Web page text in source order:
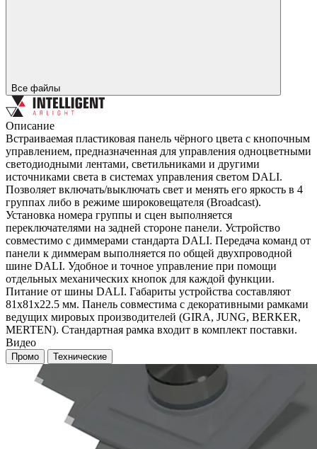
Все файлы
Описание
Встраиваемая пластиковая панель чёрного цвета с кнопочным
управлением, предназначенная для управления одноцветными
светодиодными лентами, светильниками и другими
источниками света в системах управления светом DALI.
Позволяет включать/выключать свет и менять его яркость в 4
группах либо в режиме широковещателя (Broadcast).
Установка номера группы и сцен выполняется
переключателями на задней стороне панели. Устройство
совместимо с диммерами стандарта DALI. Передача команд от
панели к диммерам выполняется по общей двухпроводной
шине DALI. Удобное и точное управление при помощи
отдельных механических кнопок для каждой функции.
Питание от шины DALI. Габариты устройства составляют
81х81х22.5 мм. Панель совместима с декоративными рамками
ведущих мировых производителей (GIRA, JUNG, BERKER,
MERTEN). Стандартная рамка входит в комплект поставки.
Видео
Промо Технические